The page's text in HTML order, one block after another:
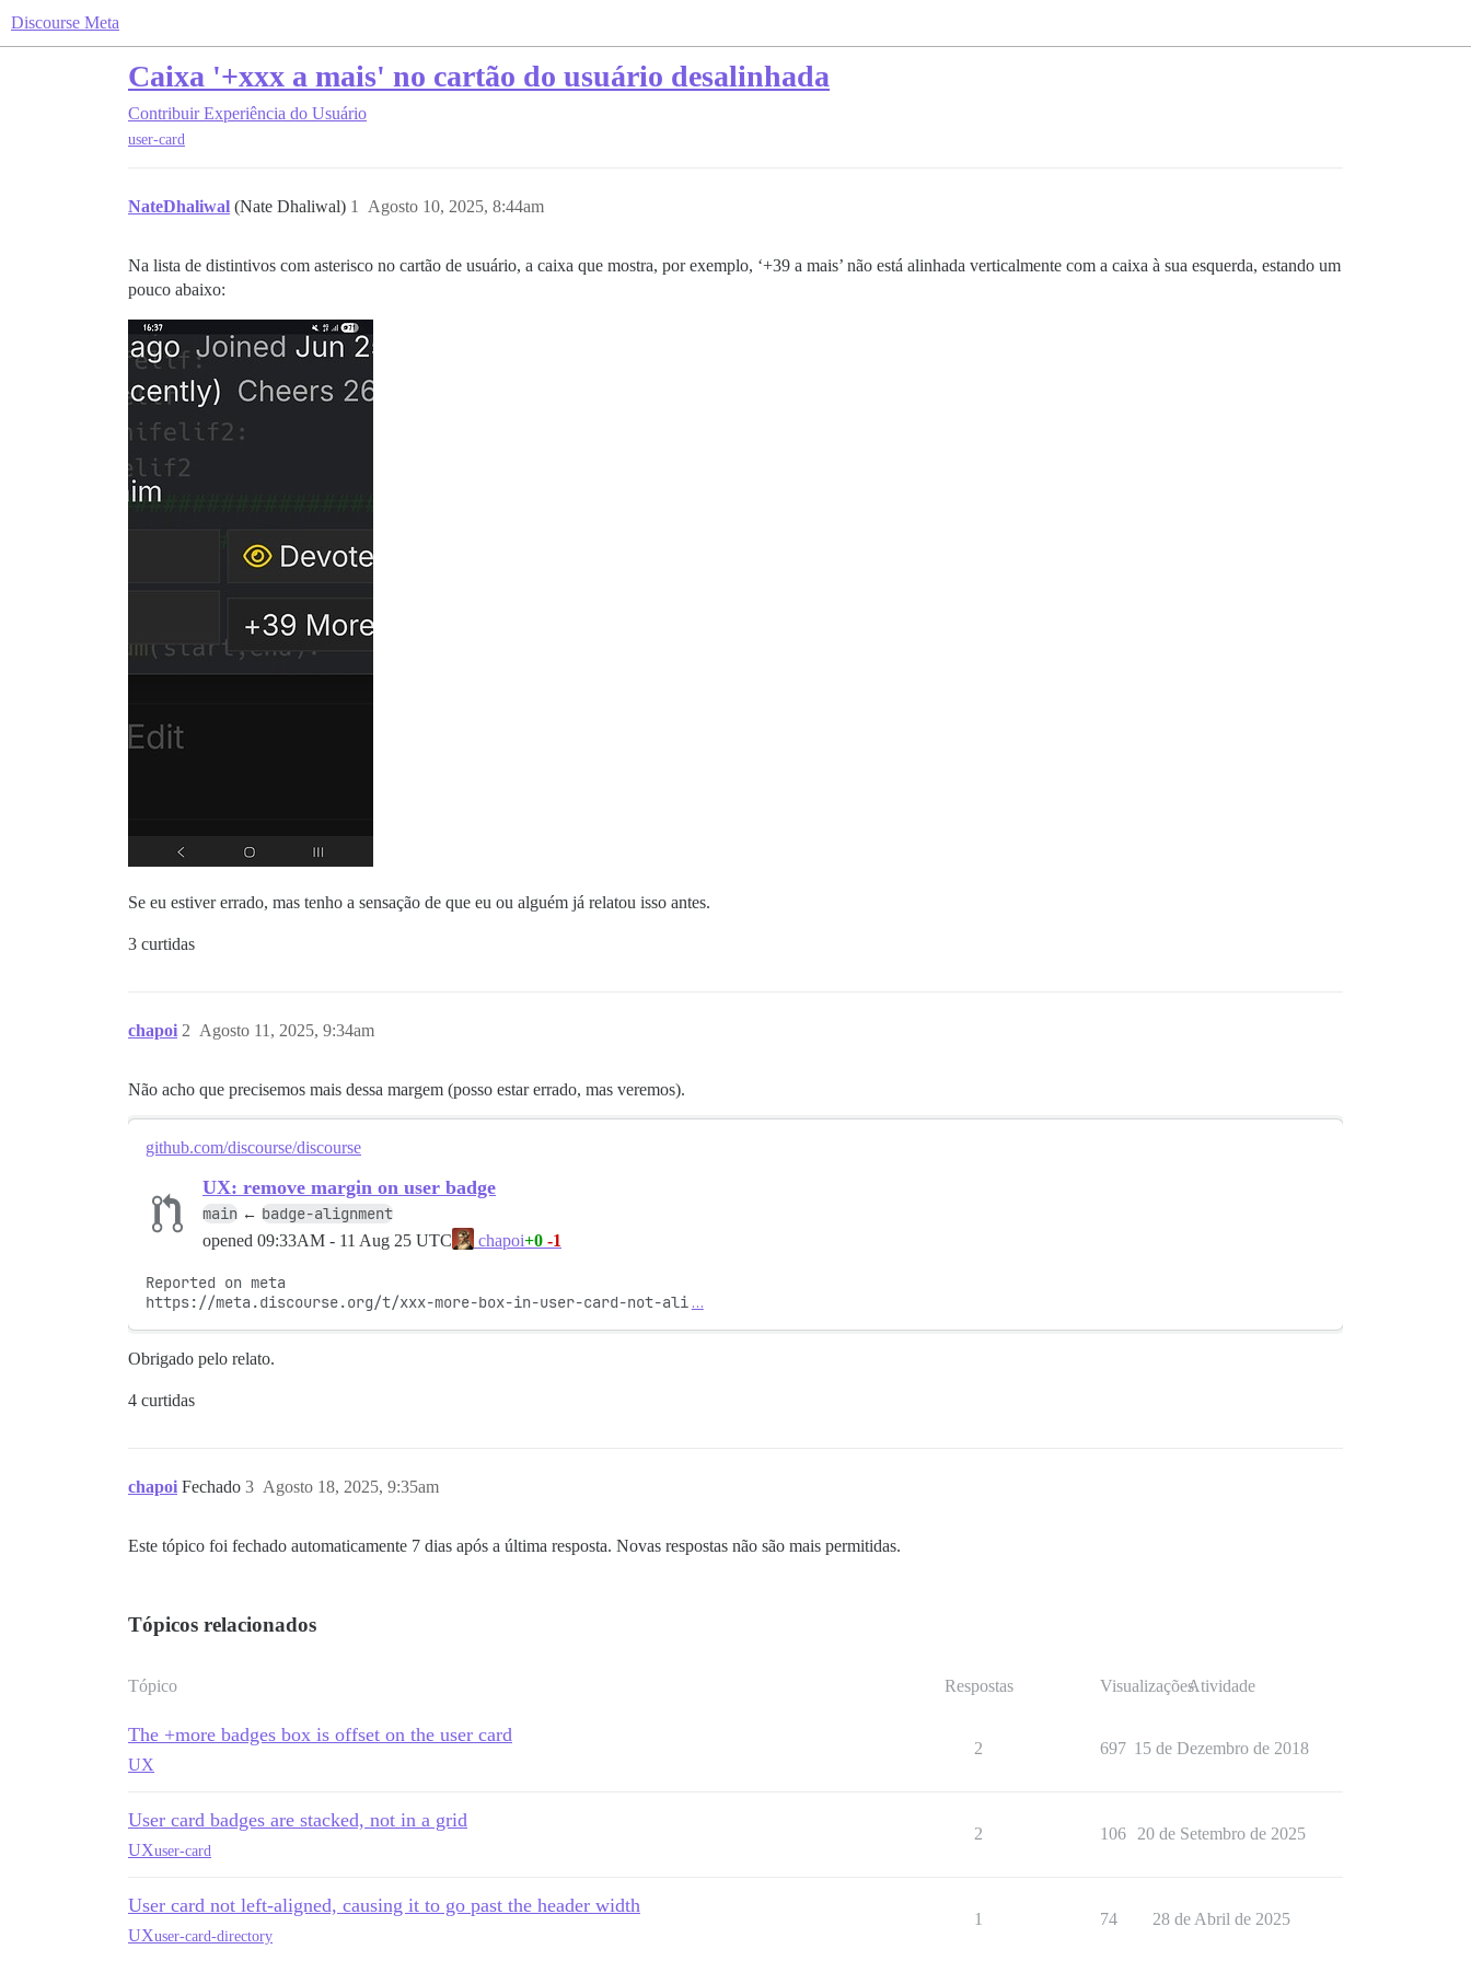
Discourse Meta
Caixa '+xxx a mais' no cartão do usuário desalinhada
Contribuir Experiência do Usuário
user-card
NateDhaliwal (Nate Dhaliwal) Agosto 10, 2025, 8:44am
1
Na lista de distintivos com asterisco no cartão de usuário, a caixa que mostra, por exemplo, ‘+39 a mais’ não está alinhada verticalmente com a caixa à sua esquerda, estando um
pouco abaixo:
Se eu estiver errado, mas tenho a sensação de que eu ou alguém já relatou isso antes.
3 curtidas
chapoi Agosto 11, 2025, 9:34am
2
Não acho que precisemos mais dessa margem (posso estar errado, mas veremos).
github.com/discourse/discourse
UX: remove margin on user badge
main ← badge-alignment
opened 09:33AM - 11 Aug 25 UTC chapoi+0 -1
Reported on meta
https://meta.discourse.org/t/xxx-more-box-in-user-card-not-ali …
Obrigado pelo relato.
4 curtidas
chapoi Fechado Agosto 18, 2025, 9:35am
3
Este tópico foi fechado automaticamente 7 dias após a última resposta. Novas respostas não são mais permitidas.
Tópicos relacionados
Tópico Respostas VisualizaçõesAtividade
The +more badges box is offset on the user card
UX
2 697 15 de Dezembro de 2018
User card badges are stacked, not in a grid
UXuser-card
2 106 20 de Setembro de 2025
User card not left-aligned, causing it to go past the header width
UXuser-card-directory
1 74 28 de Abril de 2025